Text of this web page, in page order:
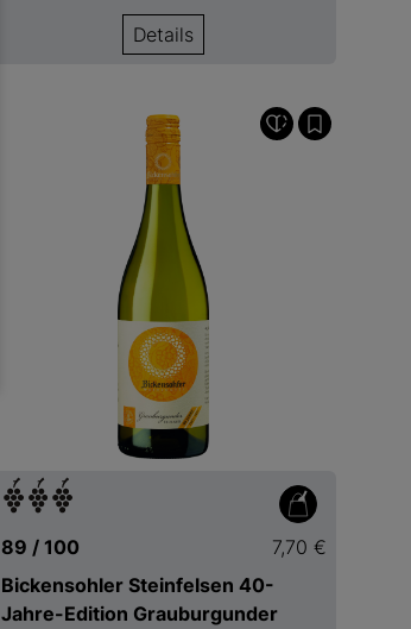
Details
89 / 100
7,70 €
Bickensohler Steinfelsen 40-
Jahre-Edition Grauburgunder